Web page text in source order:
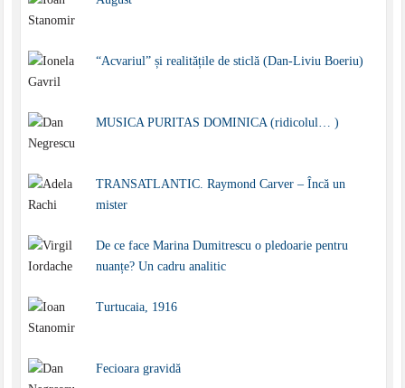
“Acvariul” și realitățile de sticlă (Dan-Liviu Boeriu)
MUSICA PURITAS DOMINICA (ridicolul… )
TRANSATLANTIC. Raymond Carver – Încă un
mister
De ce face Marina Dumitrescu o pledoarie pentru
nuanțe? Un cadru analitic
Turtucaia, 1916
Fecioara gravidă